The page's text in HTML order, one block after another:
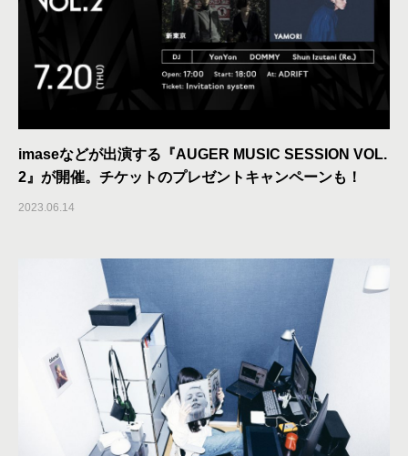
imaseなどが出演する『AUGER MUSIC SESSION VOL.
2』が開催。チケットのプレゼントキャンペーンも！
2023.06.14